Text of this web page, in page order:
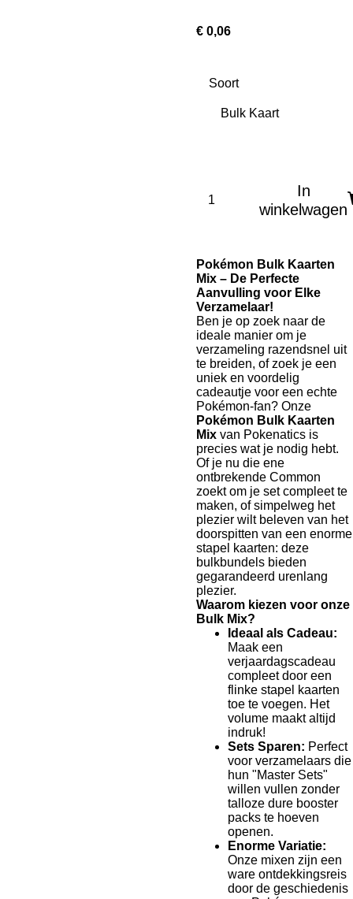
€ 0,06
Soort
In
winkelwagen
Pokémon Bulk Kaarten
Mix – De Perfecte
Aanvulling voor Elke
Verzamelaar!
Ben je op zoek naar de
ideale manier om je
verzameling razendsnel uit
te breiden, of zoek je een
uniek en voordelig
cadeautje voor een echte
Pokémon-fan? Onze
Pokémon Bulk Kaarten
Mix van Pokenatics is
precies wat je nodig hebt.
Of je nu die ene
ontbrekende Common
zoekt om je set compleet te
maken, of simpelweg het
plezier wilt beleven van het
doorspitten van een enorme
stapel kaarten: deze
bulkbundels bieden
gegarandeerd urenlang
plezier.
Waarom kiezen voor onze
Bulk Mix?
Ideaal als Cadeau:
Maak een
verjaardagscadeau
compleet door een
flinke stapel kaarten
toe te voegen. Het
volume maakt altijd
indruk!
Sets Sparen: Perfect
voor verzamelaars die
hun "Master Sets"
willen vullen zonder
talloze dure booster
packs te hoeven
openen.
Enorme Variatie:
Onze mixen zijn een
ware ontdekkingsreis
door de geschiedenis